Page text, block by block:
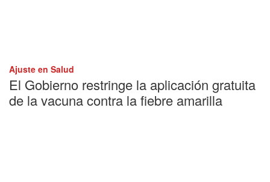
Ajuste en Salud
El Gobierno restringe la aplicación gratuita
de la vacuna contra la fiebre amarilla